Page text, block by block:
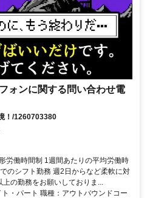
ォンに関する問い合わせ電
！/1260703380
労働時間制 1週間あたりの平均労働時
のシフト勤務 週2日からなど柔軟に対
の勤務をお願いしておりま...
・パート 職種：アウトバウンドコー